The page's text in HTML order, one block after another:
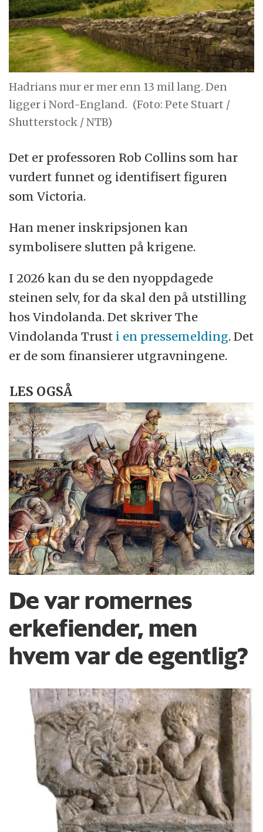
Hadrians mur er mer enn 13 mil lang. Den
ligger i Nord-England. (Foto: Pete Stuart /
Shutterstock / NTB)
Det er professoren Rob Collins som har
vurdert funnet og identifisert figuren
som Victoria.
Han mener inskripsjonen kan
symbolisere slutten på krigene.
I 2026 kan du se den nyoppdagede
steinen selv, for da skal den på utstilling
hos Vindolanda. Det skriver The
Vindolanda Trust i en pressemelding. Det
er de som finansierer utgravningene.
LES OGSÅ
De var romernes
erkefiender, men
hvem var de egentlig?